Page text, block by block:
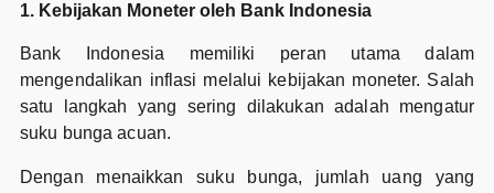
1. Kebijakan Moneter oleh Bank Indonesia
Bank Indonesia memiliki peran utama dalam
mengendalikan inflasi melalui kebijakan moneter. Salah
satu langkah yang sering dilakukan adalah mengatur
suku bunga acuan.
Dengan menaikkan suku bunga, jumlah uang yang